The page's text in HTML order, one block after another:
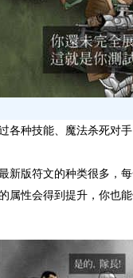
各种技能、魔法杀死对
新版符文的种类很多，
属性会得到提升，你也能